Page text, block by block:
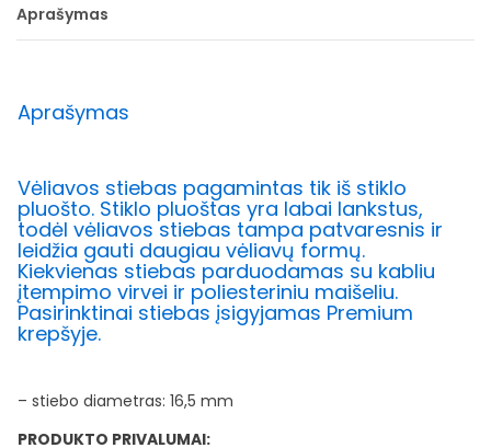
Aprašymas
Aprašymas
Vėliavos stiebas pagamintas tik iš stiklo
pluošto. Stiklo pluoštas yra labai lankstus,
todėl vėliavos stiebas tampa patvaresnis ir
leidžia gauti daugiau vėliavų formų.
Kiekvienas stiebas parduodamas su kabliu
įtempimo virvei ir poliesteriniu maišeliu.
Pasirinktinai stiebas įsigyjamas Premium
krepšyje.
– stiebo diametras: 16,5 mm
PRODUKTO PRIVALUMAI: